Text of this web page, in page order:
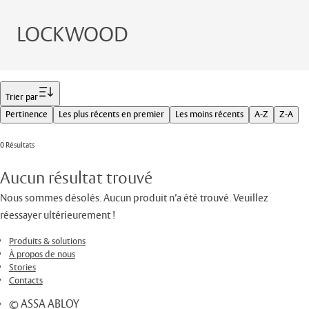
LOCKWOOD
Trier par
Pertinence
Les plus récents en premier Les moins récents A-Z Z-A
0 Résultats
Aucun résultat trouvé
Nous sommes désolés. Aucun produit n’a été trouvé. Veuillez
réessayer ultérieurement !
Produits & solutions
À propos de nous
Stories
Contacts
© ASSA ABLOY